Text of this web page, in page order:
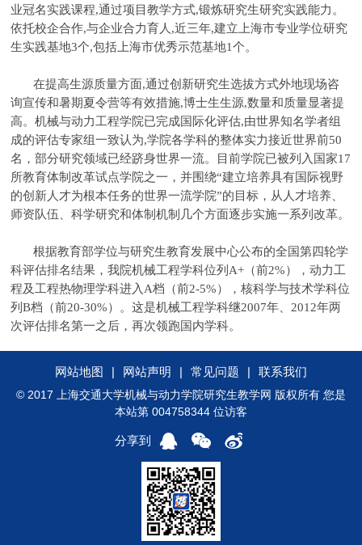
业冠名实践课程,通过项目教学方式,锻炼研究生研究实践能力。
依托校企合作,与企业合力育人,近三年,建立上海市专业学位研究
生实践基地3个,包括上海市优秀示范基地1个。
在提高生源质量方面,通过创新研究生选拔方式外地现场咨
询宣传和暑期夏令营等有效措施,博士生生源,数量和质量显著提
高。机械与动力工程学院已完成国际化评估,由世界知名学者组
成的评估专家组一致认为,学院各学科的整体实力接近世界前50
名，部分研究领域已经跻身世界一流。目前学院已被列入国家17
所教育体制改革试点学院之一，并围绕“建立培养具有国际视野
的创新人才为根本任务的世界一流学院”的目标，从人才培养、
师资队伍、科学研究和体制机制几个方面逐步实施一系列改革。
根据教育部学位与研究生教育发展中心公布的全国第四轮学
科评估排名结果，我院机械工程学科位列A+（前2%），动力工
程及工程热物理学科进入A档（前2-5%），核科学与技术学科位
列B档（前20-30%）。这是机械工程学科继2007年、2012年两
次评估排名第一之后，再次领跑国内学科。
网站地图 | 网站声明 | 常见问题 | 联系我们
© 2017 上海交通大学机械与动力学院研究生教学网 版权所有 您是
本站第 004758344 位访客
分享到